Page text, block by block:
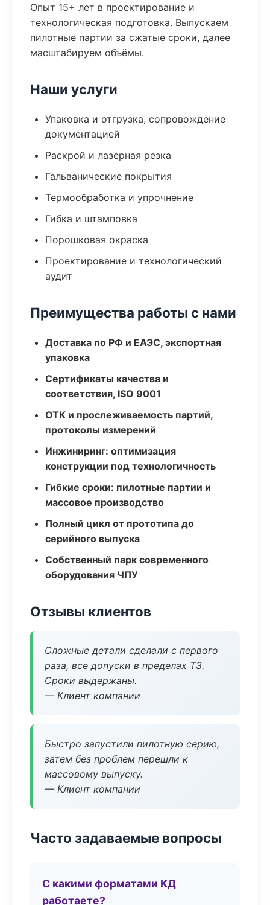
Опыт 15+ лет в проектирование и
технологическая подготовка. Выпускаем
пилотные партии за сжатые сроки, далее
масштабируем объёмы.
Наши услуги
Упаковка и отгрузка, сопровождение
документацией
Раскрой и лазерная резка
Гальванические покрытия
Термообработка и упрочнение
Гибка и штамповка
Порошковая окраска
Проектирование и технологический
аудит
Преимущества работы с нами
Доставка по РФ и ЕАЭС, экспортная
упаковка
Сертификаты качества и
соответствия, ISO 9001
ОТК и прослеживаемость партий,
протоколы измерений
Инжиниринг: оптимизация
конструкции под технологичность
Гибкие сроки: пилотные партии и
массовое производство
Полный цикл от прототипа до
серийного выпуска
Собственный парк современного
оборудования ЧПУ
Отзывы клиентов
Сложные детали сделали с первого
раза, все допуски в пределах ТЗ.
Сроки выдержаны.
— Клиент компании
Быстро запустили пилотную серию,
затем без проблем перешли к
массовому выпуску.
— Клиент компании
Часто задаваемые вопросы
С какими форматами КД
работаете?